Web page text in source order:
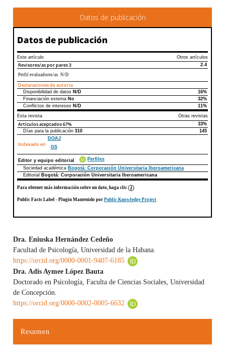
Datos de publicación
Datos de publicación
Este artículo Otros artículos
Revisores/as por pares3
2.4
Perfil evaluadores/as N/D
Declaraciones de autoría
Declaraciones de autoríaEste artículo
Disponibilidad de datos N/D
16%
Financiación externa No
32%
Conflictos de intereses N/D
11%
Esta revista
Otras revistas
Artículos aceptados67%
33%
Días para la publicación310 145
Indexado en
DOAJ
GS
Editor y equipo editorial
Perfiles
Sociedad académica Bogotá: Corporación Universitaria Iberoamericana
Editorial
Bogotá: Corporación Universitaria Iberoamericana
Para obtener más información sobre un dato, haga clic
Public Facts Label - Plugin Mantenido porPublic Knowledge Project
Contenido principal del artículo
Dra. Eniuska Hernández Cedeño
Facultad de Psicología, Universidad de la Habana.
https://orcid.org/0000-0001-9407-6185
Dra. Adis Aymee López Bauta
Doctorado en Psicología, Faculta de Ciencias Sociales, Universidad
de Concepción.
https://orcid.org/0000-0002-0005-6632
Resumen